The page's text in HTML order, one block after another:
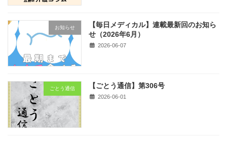
お知らせ
【毎日メディカル】連載最新回のお知ら
せ（2026年6月）
2026-06-07
ごとう通信 【ごとう通信】第306号
2026-06-01